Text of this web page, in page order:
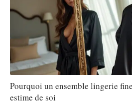
Pourquoi un ensemble lingerie
estime de soi